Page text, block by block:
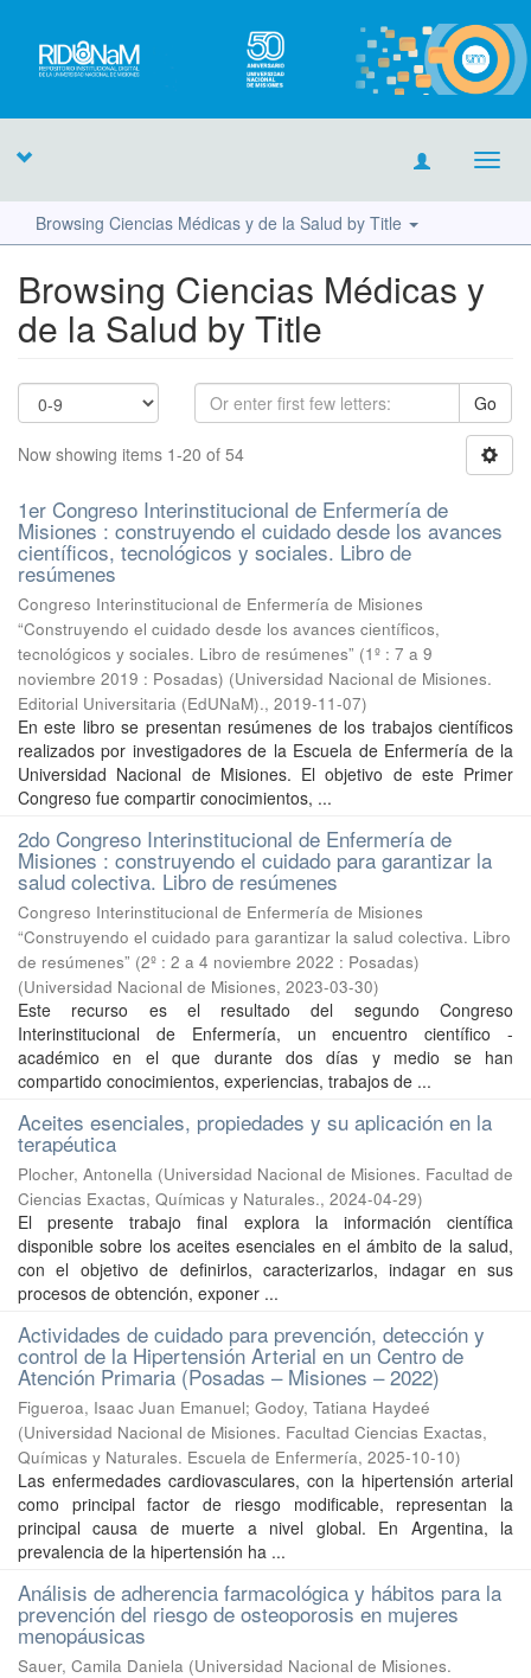
Browsing Ciencias Médicas y de la Salud by Title
Browsing Ciencias Médicas y
de la Salud by Title
Go
Now showing items 1-20 of 54
1er Congreso Interinstitucional de Enfermería de
Misiones : construyendo el cuidado desde los avances
científicos, tecnológicos y sociales. Libro de
resúmenes
Congreso Interinstitucional de Enfermería de Misiones
“Construyendo el cuidado desde los avances científicos,
tecnológicos y sociales. Libro de resúmenes” (1º : 7 a 9
noviembre 2019 : Posadas) (Universidad Nacional de Misiones.
Editorial Universitaria (EdUNaM)., 2019-11-07)
En este libro se presentan resúmenes de los trabajos científicos
realizados por investigadores de la Escuela de Enfermería de la
Universidad Nacional de Misiones. El objetivo de este Primer
Congreso fue compartir conocimientos, ...
2do Congreso Interinstitucional de Enfermería de
Misiones : construyendo el cuidado para garantizar la
salud colectiva. Libro de resúmenes
Congreso Interinstitucional de Enfermería de Misiones
“Construyendo el cuidado para garantizar la salud colectiva. Libro
de resúmenes” (2º : 2 a 4 noviembre 2022 : Posadas)
(Universidad Nacional de Misiones, 2023-03-30)
Este recurso es el resultado del segundo Congreso
Interinstitucional de Enfermería, un encuentro científico -
académico en el que durante dos días y medio se han
compartido conocimientos, experiencias, trabajos de ...
Aceites esenciales, propiedades y su aplicación en la
terapéutica
Plocher, Antonella (Universidad Nacional de Misiones. Facultad de
Ciencias Exactas, Químicas y Naturales., 2024-04-29)
El presente trabajo final explora la información científica
disponible sobre los aceites esenciales en el ámbito de la salud,
con el objetivo de definirlos, caracterizarlos, indagar en sus
procesos de obtención, exponer ...
Actividades de cuidado para prevención, detección y
control de la Hipertensión Arterial en un Centro de
Atención Primaria (Posadas – Misiones – 2022)
Figueroa, Isaac Juan Emanuel; Godoy, Tatiana Haydeé
(Universidad Nacional de Misiones. Facultad Ciencias Exactas,
Químicas y Naturales. Escuela de Enfermería, 2025-10-10)
Las enfermedades cardiovasculares, con la hipertensión arterial
como principal factor de riesgo modificable, representan la
principal causa de muerte a nivel global. En Argentina, la
prevalencia de la hipertensión ha ...
Análisis de adherencia farmacológica y hábitos para la
prevención del riesgo de osteoporosis en mujeres
menopáusicas
Sauer, Camila Daniela (Universidad Nacional de Misiones.